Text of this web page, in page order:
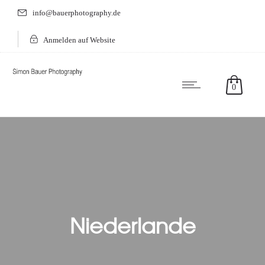
info@bauerphotography.de
Anmelden auf Website
0
Niederlande